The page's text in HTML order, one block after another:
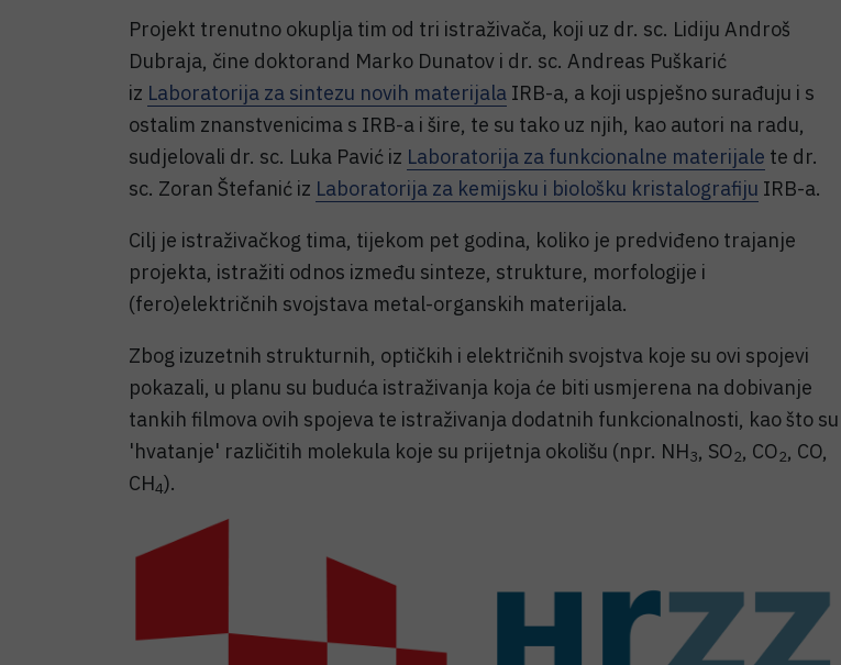
Projekt trenutno okuplja tim od tri istraživača, koji uz dr. sc. Lidiju Androš
Dubraja, čine doktorand Marko Dunatov i dr. sc. Andreas Puškarić
iz Laboratorija za sintezu novih materijala IRB-a, a koji uspješno surađuju i s
ostalim znanstvenicima s IRB-a i šire, te su tako uz njih, kao autori na radu,
sudjelovali dr. sc. Luka Pavić iz Laboratorija za funkcionalne materijale te dr.
sc. Zoran Štefanić iz Laboratorija za kemijsku i biološku kristalografiju IRB-a.
Cilj je istraživačkog tima, tijekom pet godina, koliko je predviđeno trajanje
projekta, istražiti odnos između sinteze, strukture, morfologije i
(fero)električnih svojstava metal-organskih materijala.
Zbog izuzetnih strukturnih, optičkih i električnih svojstva koje su ovi spojevi
pokazali, u planu su buduća istraživanja koja će biti usmjerena na dobivanje
tankih filmova ovih spojeva te istraživanja dodatnih funkcionalnosti, kao što su
'hvatanje' različitih molekula koje su prijetnja okolišu (npr. NH3, SO2, CO2, CO,
CH4).